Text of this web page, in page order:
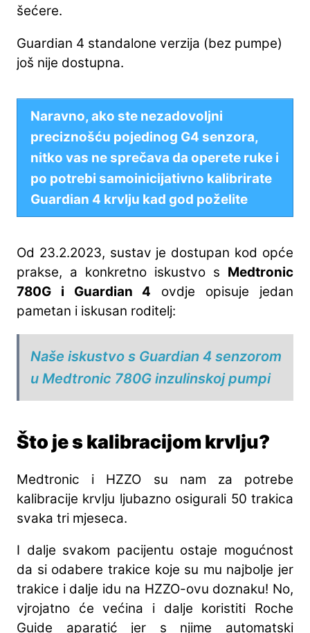
šećere.
Guardian 4 standalone verzija (bez pumpe)
još nije dostupna.
Naravno, ako ste nezadovoljni
preciznošću pojedinog G4 senzora,
nitko vas ne sprečava da operete ruke i
po potrebi samoinicijativno kalibrirate
Guardian 4 krvlju kad god poželite
Od 23.2.2023, sustav je dostupan kod opće
prakse, a konkretno iskustvo s Medtronic
780G i Guardian 4 ovdje opisuje jedan
pametan i iskusan roditelj:
Naše iskustvo s Guardian 4 senzorom
u Medtronic 780G inzulinskoj pumpi
Što je s kalibracijom krvlju?
Medtronic i HZZO su nam za potrebe
kalibracije krvlju ljubazno osigurali 50 trakica
svaka tri mjeseca.
I dalje svakom pacijentu ostaje mogućnost
da si odabere trakice koje su mu najbolje jer
trakice i dalje idu na HZZO-ovu doznaku! No,
vjrojatno će većina i dalje koristiti Roche
Guide aparatić jer s njime automatski